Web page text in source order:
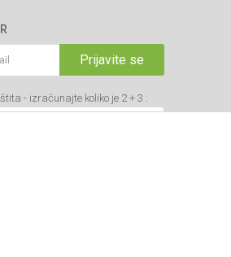
Prijavite se
- izračunajte koliko je 2 + 3 :